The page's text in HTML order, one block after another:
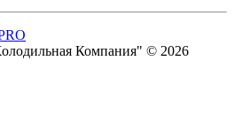
Компания" © 2026